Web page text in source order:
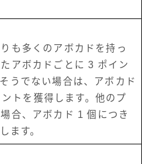
も多くのアボカドを持っ
アボカドごとに 3 ポイン
うでない場合は、アボカド
トを獲得します。他のプ
合、アボカド 1 個につき
ます。